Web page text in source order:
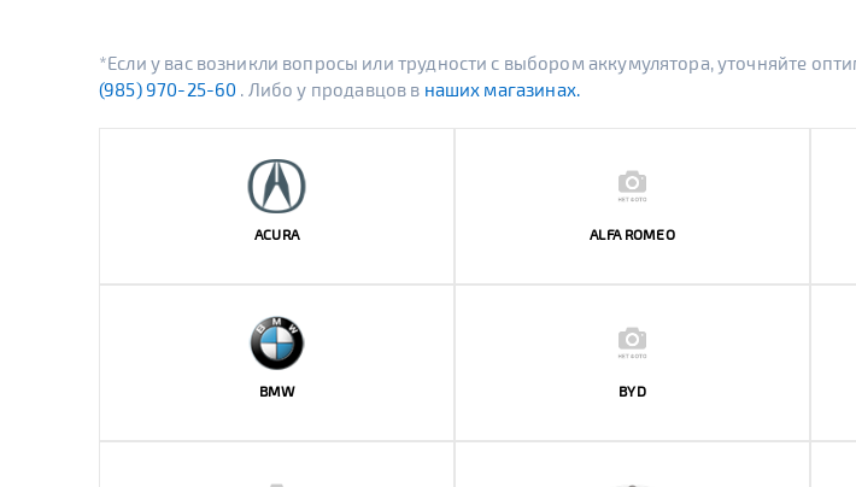
*Если у вас возникли вопросы или трудности с выбором аккумулятора, уточняйте
(985) 970-25-60 . Либо у продавцов в наших магазинах.
ACURA ALFA ROMEO
BMW BYD